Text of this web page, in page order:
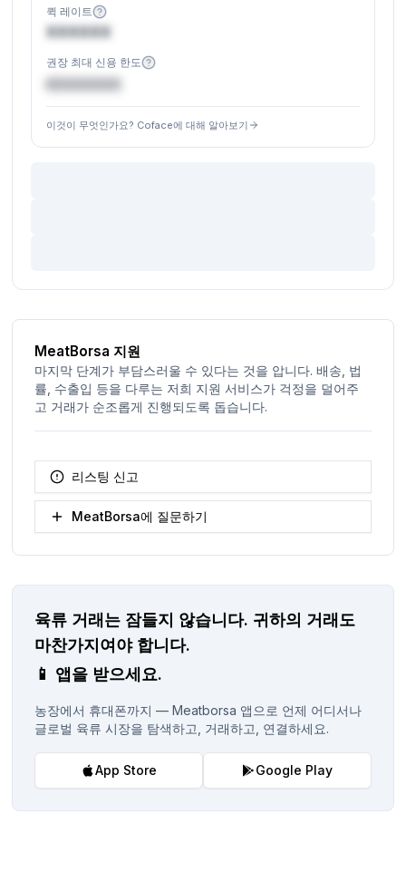
퀵 레이트
XXXXXX
권장 최대 신용 한도
€XXXXXX
이것이 무엇인가요? Coface에 대해 알아보기
MeatBorsa 지원
마지막 단계가 부담스러울 수 있다는 것을 압니다. 배송, 법
률, 수출입 등을 다루는 저희 지원 서비스가 걱정을 덜어주
고 거래가 순조롭게 진행되도록 돕습니다.
리스팅 신고
MeatBorsa에 질문하기
육류 거래는 잠들지 않습니다. 귀하의 거래도
마찬가지여야 합니다.
📱 앱을 받으세요.
농장에서 휴대폰까지 — Meatborsa 앱으로 언제 어디서나
글로벌 육류 시장을 탐색하고, 거래하고, 연결하세요.
App Store Google Play